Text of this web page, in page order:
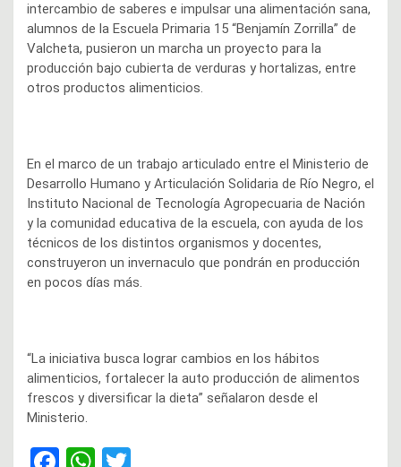
intercambio de saberes e impulsar una alimentación sana,
alumnos de la Escuela Primaria 15 “Benjamín Zorrilla” de
Valcheta, pusieron un marcha un proyecto para la
producción bajo cubierta de verduras y hortalizas, entre
otros productos alimenticios.
En el marco de un trabajo articulado entre el Ministerio de
Desarrollo Humano y Articulación Solidaria de Río Negro, el
Instituto Nacional de Tecnología Agropecuaria de Nación
y la comunidad educativa de la escuela, con ayuda de los
técnicos de los distintos organismos y docentes,
construyeron un invernaculo que pondrán en producción
en pocos días más.
“La iniciativa busca lograr cambios en los hábitos
alimenticios, fortalecer la auto producción de alimentos
frescos y diversificar la dieta” señalaron desde el
Ministerio.